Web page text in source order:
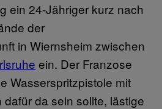
ein 24-Jähriger kurz nach
der
in Wiernsheim zwischen
ein. Der Franzose
Wasserspritzpistole mit
da sein sollte, lästige